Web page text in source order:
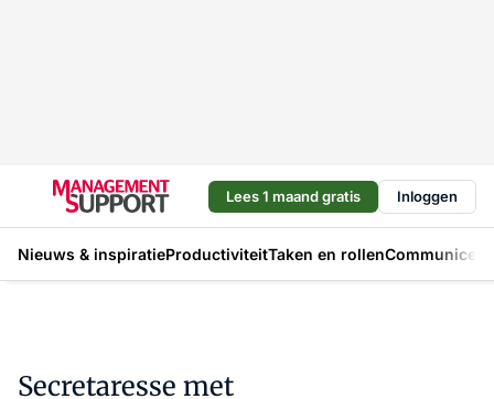
Lees 1 maand gratis Inloggen
Nieuws & inspiratieProductiviteitTaken en rollen
Secretaresse met